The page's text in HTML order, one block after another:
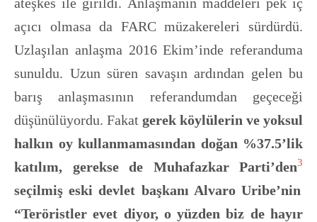
açıcı olmasa da FARC müzakereleri sürdürdü.
Uzlaşılan anlaşma 2016 Ekim’inde referanduma
sunuldu. Uzun süren savaşın ardından gelen bu
barış anlaşmasının referandumdan geçeceği
düşünülüyordu. Fakat gerek köylülerin ve yoksul
halkın oy kullanmamasından doğan %37.5’lik
katılım, gerekse de Muhafazkar Parti’den3
seçilmiş eski devlet başkanı Alvaro Uribe’nin
“Teröristler evet diyor, o yüzden biz de hayır